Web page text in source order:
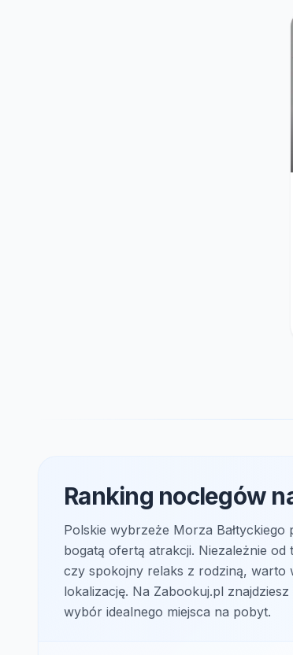
Ranking noclegów
Polskie wybrzeże Morza
bogatą ofertą atrakcji. Niezależnie
czy spokojny relaks z rodziną,
lokalizację. Na Zabookuj.pl
wybór idealnego miejsca na pobyt.